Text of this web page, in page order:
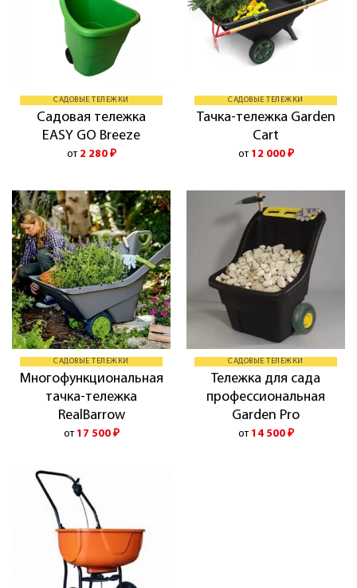
САДОВЫЕ ТЕЛЕЖКИ
Садовая тележка
EASY GO Breeze
от 2 280 ₽
САДОВЫЕ ТЕЛЕЖКИ
Тачка-тележка Garden
Cart
от 12 000 ₽
САДОВЫЕ ТЕЛЕЖКИ
Многофункциональная
тачка-тележка
RealBarrow
от 17 500 ₽
САДОВЫЕ ТЕЛЕЖКИ
Тележка для сада
профессиональная
Garden Pro
от 14 500 ₽